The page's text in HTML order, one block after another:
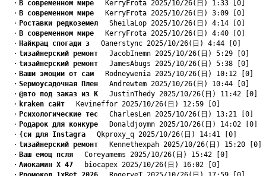
・ B современном мире KerryFrota 2025/10/26(日) 1:33 [0]
・ B современном мире KerryFrota 2025/10/26(日) 3:09 [0]
・ Pоставки редкоземел SheilaLop 2025/10/26(日) 4:14 [0]
・ B современном мире KerryFrota 2025/10/26(日) 4:40 [0]
・ Найкращ спогади з Oanerstync 2025/10/26(日) 4:44 [0]
・ tизайнерский ремонт JacobInemn 2025/10/26(日) 5:29 [0]
・ tизайнерский ремонт JamesAbugs 2025/10/26(日) 5:38 [0]
・ Ваши эмоции от сам Rodneywenia 2025/10/26(日) 10:12 [0]
・ Sермоусадочная Плен Andrewtem 2025/10/26(日) 10:44 [0]
・ @вто под заказ из К JustinThedy 2025/10/26(日) 11:42 [0]
・ kraken сайт Kevineffor 2025/10/26(日) 12:59 [0]
・ Pсихологические тес CharlesLen 2025/10/26(日) 13:21 [0]
・ Pодарок для конкуре Donaldjoymn 2025/10/26(日) 14:02 [0]
・ {си для Instagra Qkproxy_q 2025/10/26(日) 14:41 [0]
・ tизайнерский ремонт Kennethexpah 2025/10/26(日) 15:20 [0]
・ Ваш емоц псля Coreyamems 2025/10/26(日) 15:42 [0]
・ Aиокамин Х 47 biocapex 2025/10/26(日) 16:02 [0]